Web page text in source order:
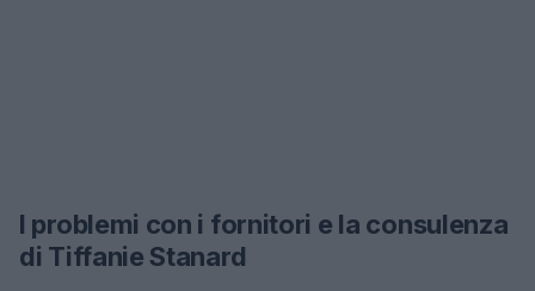
I problemi con i fornitori e la consulenza
di Tiffanie Stanard